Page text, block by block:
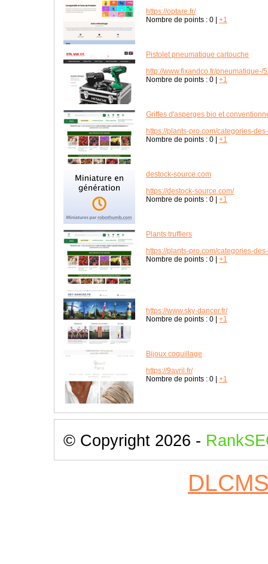
https://optare.fr/
Nombre de points : 0 +1
Pistolet pneumatique cartouche
http://www.fixandco.fr/
Nombre de points : 0 +1
Griffes d'asperges bio et
https://plants-pro.com/categories-
Nombre de points : 0 +1
destock-source.com
https://destock-source.com/
Nombre de points : 0 +1
Plants truffiers
https://plants-pro.com/categories-
Nombre de points : 0 +1
https://www.sky-dancer.fr/
Nombre de points : 0 +1
Bijoux coquillage
https://9avril.fr/
Nombre de points : 0 +1
© Copyright 2026 -